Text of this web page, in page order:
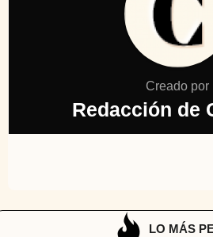
Creado por
Redacción de
LO MÁS